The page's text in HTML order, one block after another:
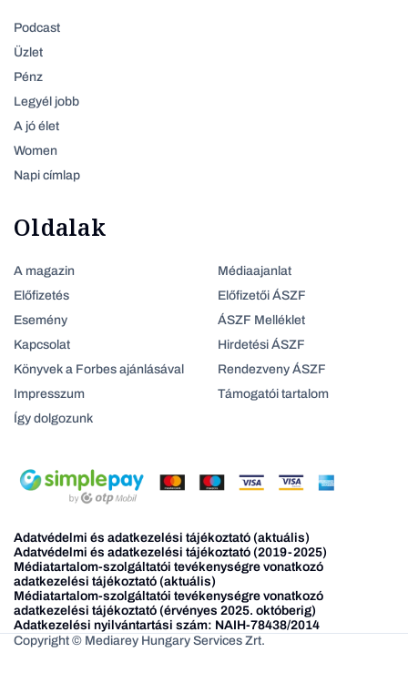
Podcast
Üzlet
Pénz
Legyél jobb
A jó élet
Women
Napi címlap
Oldalak
A magazin
Előfizetés
Esemény
Kapcsolat
Könyvek a Forbes ajánlásával
Impresszum
Így dolgozunk
Médiaajanlat
Előfizetői ÁSZF
ÁSZF Melléklet
Hirdetési ÁSZF
Rendezveny ÁSZF
Támogatói tartalom
Adatvédelmi és adatkezelési tájékoztató (aktuális)
Adatvédelmi és adatkezelési tájékoztató (2019-2025)
Médiatartalom-szolgáltatói tevékenységre vonatkozó
adatkezelési tájékoztató (aktuális)
Médiatartalom-szolgáltatói tevékenységre vonatkozó
adatkezelési tájékoztató (érvényes 2025. októberig)
Adatkezelési nyilvántartási szám: NAIH-78438/2014
Copyright © Mediarey Hungary Services Zrt.